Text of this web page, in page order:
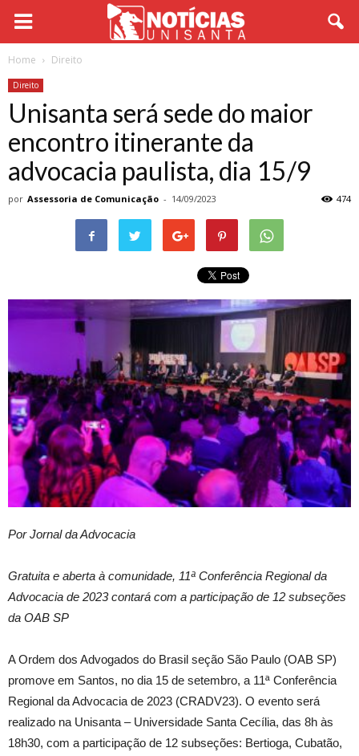
Home Direito
Direito
Unisanta será sede do maior
encontro itinerante da
advocacia paulista, dia 15/9
por Assessoria de Comunicação - 14/09/2023 474
Por Jornal da Advocacia
Gratuita e aberta à comunidade, 11ª Conferência Regional da
Advocacia de 2023 contará com a participação de 12 subseções
da OAB SP
A Ordem dos Advogados do Brasil seção São Paulo (OAB SP)
promove em Santos, no dia 15 de setembro, a 11ª Conferência
Regional da Advocacia de 2023 (CRADV23). O evento será
realizado na Unisanta – Universidade Santa Cecília, das 8h às
18h30, com a participação de 12 subseções: Bertioga, Cubatão,